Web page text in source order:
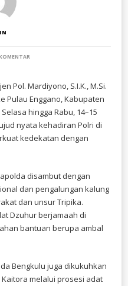
KUNJUNGI
ENGGANO,
TEGASKAN
KOMITMEN
PELAYANAN
HINGGA
Pol. Mardiyono, S.I.K., M.Si.
Pulau Enggano, Kabupaten
hingga Rabu, 14–15
nyata kehadiran Polri di
kedekatan dengan
disambut dengan
dan pengalungan kalung
dan unsur Tripika.
Dzuhur berjamaah di
bantuan berupa ambal
Bengkulu juga dikukuhkan
melalui prosesi adat